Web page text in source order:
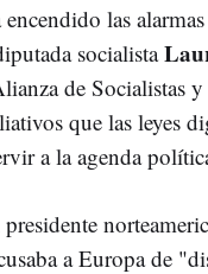
las
socialista
de Socialistas
que las leyes
a la agenda
a Europa de